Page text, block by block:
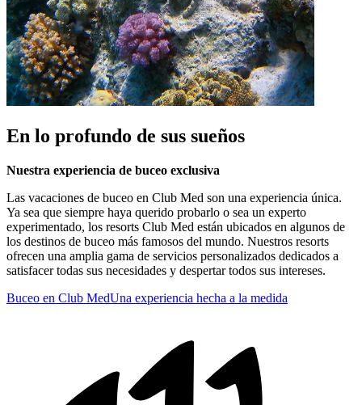
En lo profundo de sus sueños
Nuestra experiencia de buceo exclusiva
Las vacaciones de buceo en Club Med son una experiencia única.
Ya sea que siempre haya querido probarlo o sea un experto
experimentado, los resorts Club Med están ubicados en algunos de
los destinos de buceo más famosos del mundo. Nuestros resorts
ofrecen una amplia gama de servicios personalizados dedicados a
satisfacer todas sus necesidades y despertar todos sus intereses.
Buceo en Club MedUna experiencia hecha a la medida